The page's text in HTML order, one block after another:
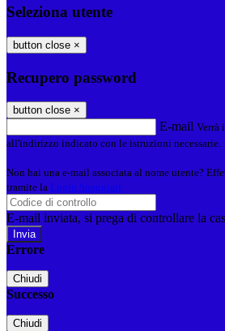
Seleziona utente
button close ×
Recupero password
button close ×
E-mail Verrà
all'indirizzo indicato con le istruzioni necessarie.
Non hai una e-mail associata al nome utente?
tramite la Login Spaggiari
E-mail inviata, si prega di controllare la
Errore
Chiudi
Successo
Chiudi